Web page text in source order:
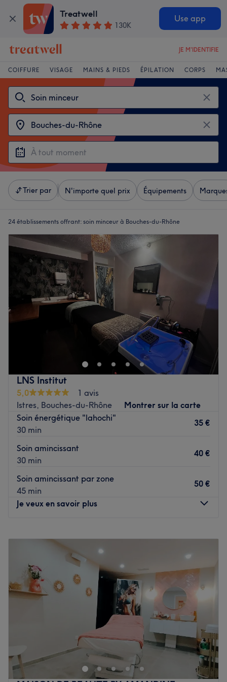
Treatwell
130K
Use app
JE M'IDENTIFIE
COIFFURE VISAGE MAINS & PIEDS ÉPILATION CORPS
Trier par N'importe quel prix Équipements
24 établissements offrant: soin minceur à Bouches-du-Rhône
LNS Institut
5,0
1 avis
Istres, Bouches-du-Rhône
Montrer sur la carte
Soin énergétique "lahochi"
30 min
35 €
Soin amincissant
30 min
40 €
Soin amincissant par zone
45 min
50 €
Je veux en savoir plus
Fermé
Jeudi
–18:30
Vendredi
10:00
18:30
Samedi
10:00
19:00
Fermé
Plongez-vous dans l'univers de votre institut de beauté
LNS Institut, situé à Istres ! Détendez-vous pleinement au
sein de notre institut et offrez-vous une expérience de
beauté et bien-être uniques.